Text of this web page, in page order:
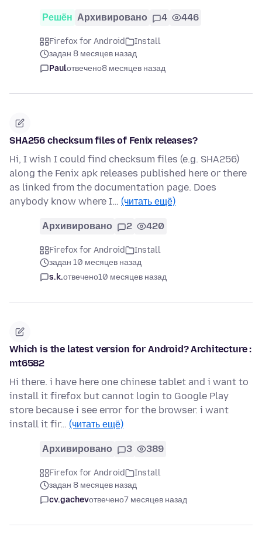
Решён Архивировано 4 446
Firefox for Android
Install
задан 8 месяцев назад
Paulотвечено8 месяцев назад
SHA256 checksum files of Fenix releases?
Hi, I wish I could find checksum files (e.g. SHA256)
along the Fenix apk releases published here or there
as linked from the documentation page. Does
anybody know where I… (читать ещё)
Архивировано 2 420
Firefox for Android
Install
задан 10 месяцев назад
s.k.отвечено10 месяцев назад
Which is the latest version for Android? Architecture :
mt6582
Hi there. i have here one chinese tablet and i want to
install it firefox but cannot login to Google Play
store because i see error for the browser. i want
install it fir… (читать ещё)
Архивировано 3 389
Firefox for Android
Install
задан 8 месяцев назад
cv.gachevотвечено7 месяцев назад